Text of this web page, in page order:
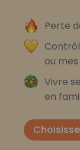
Perte
ou
Vivre
en